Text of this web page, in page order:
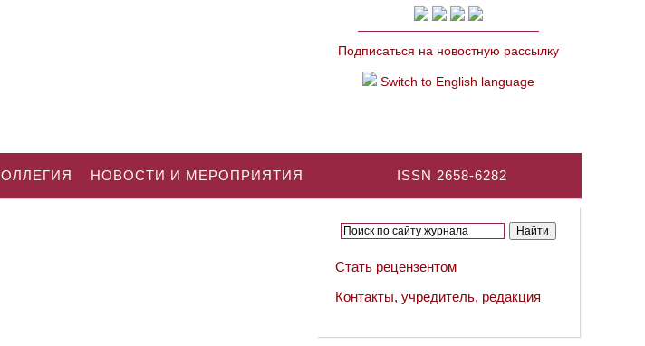
Подписаться на новостную рассылку
Switch to English language
ISSN 2658-6282
НОВОСТИ И МЕРОПРИЯТИЯ
Стать рецензентом
Контакты, учредитель, редакция